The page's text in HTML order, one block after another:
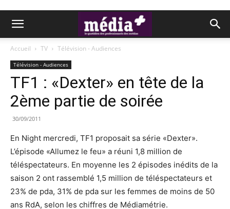
Accueil TV Télévision - Audiences
Télévision - Audiences
TF1 : «Dexter» en tête de la
2ème partie de soirée
30/09/2011
En Night mercredi, TF1 proposait sa série «Dexter».
L’épisode «Allumez le feu» a réuni 1,8 million de
téléspectateurs. En moyenne les 2 épisodes inédits de la
saison 2 ont rassemblé 1,5 million de téléspectateurs et
23% de pda, 31% de pda sur les femmes de moins de 50
ans RdA, selon les chiffres de Médiamétrie.